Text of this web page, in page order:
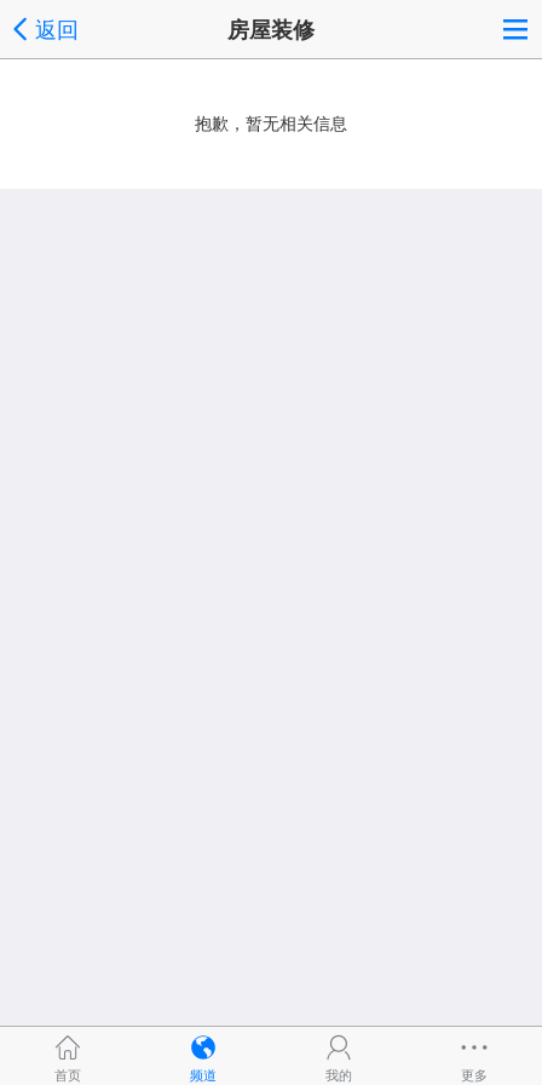
返回 房屋装修
抱歉，暂无相关信息
首页 频道 我的 更多